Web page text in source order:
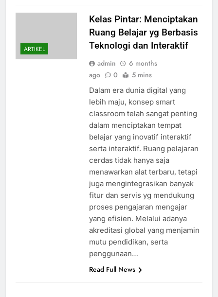
ARTIKEL
Kelas Pintar: Menciptakan
Ruang Belajar yg Berbasis
Teknologi dan Interaktif
admin
6 months
ago
0 5 mins
Dalam era dunia digital yang
lebih maju, konsep smart
classroom telah sangat penting
dalam menciptakan tempat
belajar yang inovatif interaktif
serta interaktif. Ruang pelajaran
cerdas tidak hanya saja
menawarkan alat terbaru, tetapi
juga mengintegrasikan banyak
fitur dan servis yg mendukung
proses pengajaran mengajar
yang efisien. Melalui adanya
akreditasi global yang menjamin
mutu pendidikan, serta
penggunaan…
Read Full News